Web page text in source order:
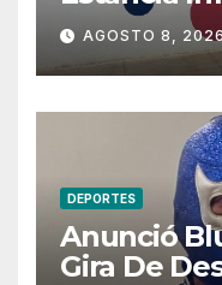
Máynez y
Distrito 13
AGOSTO 8, 2026
DEPORTES
Anunció
Gira De